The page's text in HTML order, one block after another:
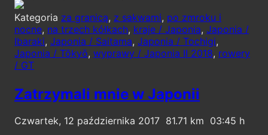
Kategoria za granicą, z sakwami, po zmroku i
nocne, na trzech kółkach, kraje / Japonia, Japonia /
Ibaraki, Japonia / Saitama, Japonia / Tochigi,
Japonia / Tōkyō, wyprawy / Japonia II 2018, rowery
/ GT
Zatrzymali mnie w Japonii
Czwartek, 12 października 2017 81.71
03:45